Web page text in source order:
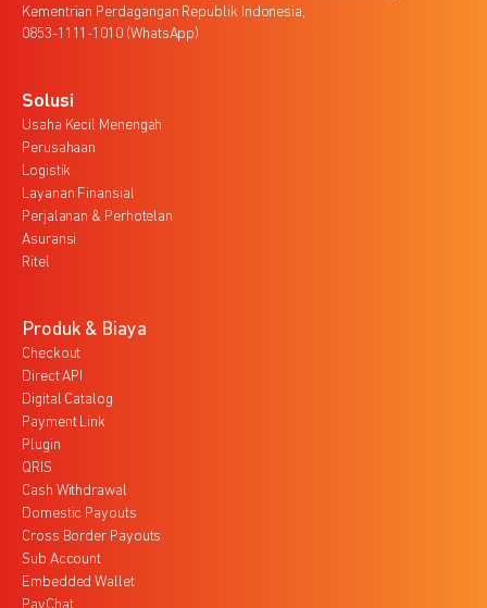
Kementrian Perdagangan Republik Indonesia,
0853-1111-1010 (WhatsApp)
Solusi
Usaha Kecil Menengah
Perusahaan
Logistik
Layanan Finansial
Perjalanan & Perhotelan
Asuransi
Ritel
Produk & Biaya
Checkout
Direct API
Digital Catalog
Payment Link
Plugin
QRIS
Cash Withdrawal
Domestic Payouts
Cross Border Payouts
Sub Account
Embedded Wallet